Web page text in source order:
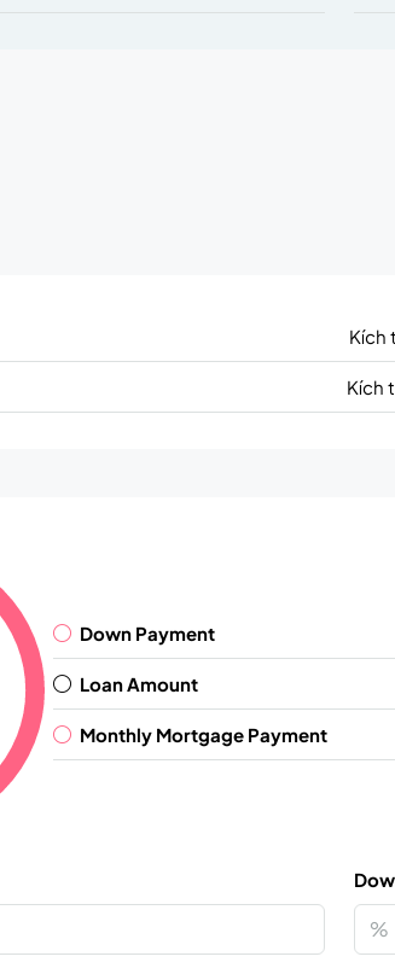
Kích
Kích
Down Payment
Loan Amount
Monthly Mortgage Payment
%